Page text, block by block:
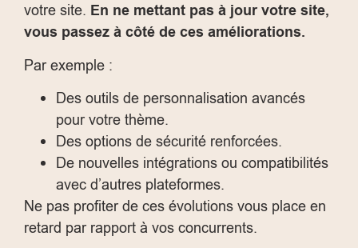
votre site. En ne mettant pas à jour votre site,
vous passez à côté de ces améliorations.
Par exemple :
Des outils de personnalisation avancés
pour votre thème.
Des options de sécurité renforcées.
De nouvelles intégrations ou compatibilités
avec d’autres plateformes.
Ne pas profiter de ces évolutions vous place en
retard par rapport à vos concurrents.